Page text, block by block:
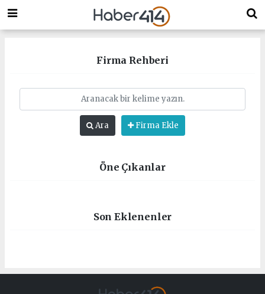
Firma Rehberi
Ara Firma Ekle
Öne Çıkanlar
Son Eklenenler